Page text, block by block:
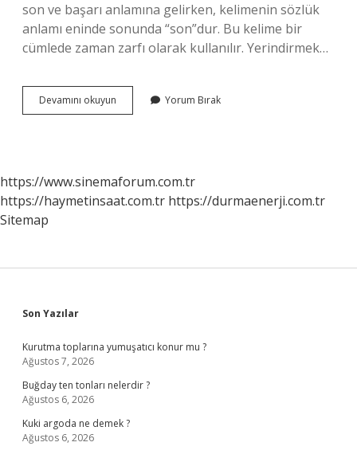
son ve başarı anlamına gelirken, kelimenin sözlük
anlamı eninde sonunda “son”dur. Bu kelime bir
cümlede zaman zarfı olarak kullanılır. Yerindirmek…
Devamını okuyun Nihayetlenen
Ne
Yorum Bırak
https://www.sinemaforum.com.tr
https://haymetinsaat.com.tr https://durmaenerji.com.tr
Sitemap
Sidebar
Son Yazılar
Kurutma toplarına yumuşatıcı konur mu ?
Ağustos 7, 2026
Buğday ten tonları nelerdir ?
Ağustos 6, 2026
Kuki argoda ne demek ?
Ağustos 6, 2026